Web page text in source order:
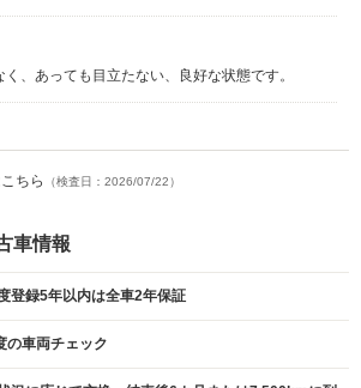
、あっても目立たない、良好な状態です。
ちら （検査日：2026/07/22）
車情報
登録5年以内は全車2年保証
の車両チェック